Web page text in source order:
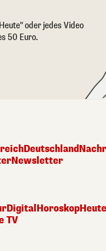
oder jedes Video
50 Euro.
Deutschland
Newsletter
Digital Horoskop
TV